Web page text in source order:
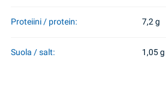
Proteiini / protein: 7,2 g
Suola / salt: 1,05 g